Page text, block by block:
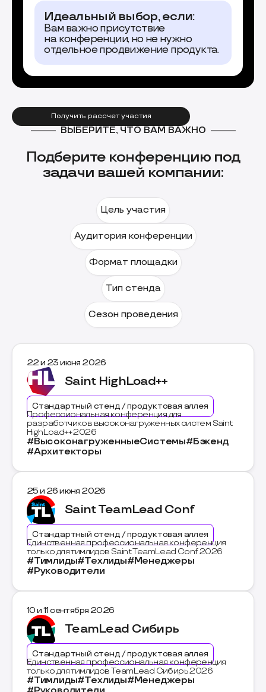
Идеальный выбор, если:
Вам важно присутствие
на конференции, но не нужно
отдельное продвижение продукта.
Получить рассчет участия
ВЫБЕРИТЕ, ЧТО ВАМ ВАЖНО
Подберите конференцию под
задачи вашей компании:
Цель участия
Аудитория конференции
Формат площадки
Тип стенда
Сезон проведения
22 и 23 июня 2026
Saint HighLoad++
Стандартный стенд / продуктовая аллея
Профессиональная конференция для
разработчиков высоконагруженных систем Saint
HighLoad++ 2026
#ВысоконагруженныеСистемы#Бэкенд
#Архитекторы
25 и 26 июня 2026
Saint TeamLead Conf
Стандартный стенд / продуктовая аллея
Единственная профессиональная конференция
только для тимлидов Saint TeamLead Conf 2026
#Тимлиды#Техлиды#Менеджеры
#Руководители
10 и 11 сентября 2026
TeamLead Сибирь
Стандартный стенд / продуктовая аллея
Единственная профессиональная конференция
только для тимлидов TeamLead Сибирь 2026
#Тимлиды#Техлиды#Менеджеры